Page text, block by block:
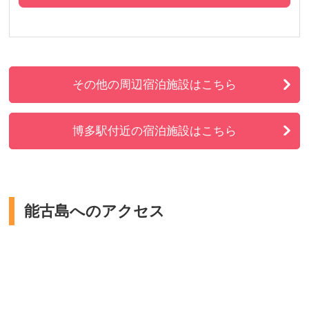
その他の周辺宿泊施設はこちら
博多駅付近の宿泊施設はこちら
能古島へのアクセス